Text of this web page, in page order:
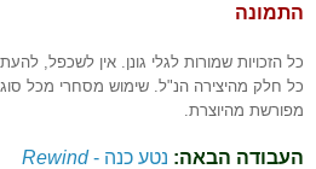
התמונה
כל הזכויות שמורות לגלי גונן. אין לשכפל,
כל חלק מהיצירה הנ"ל. שימוש מסחרי מכל
מפורשת מהיוצרת.
העבודה הבאה: נטע כנה -Rewind